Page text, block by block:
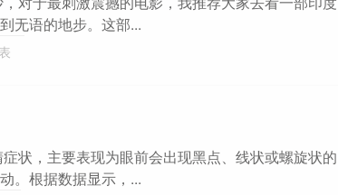
无语的地步。这部...
状，主要表现为眼前会出现黑点、线状或螺旋状的
。根据数据显示，...